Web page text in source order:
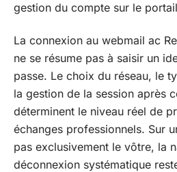
gestion du compte sur le
La connexion au webmail ac
ne se résume pas à saisir un
passe. Le choix du réseau, le
la gestion de la session après
déterminent le niveau réel de
échanges professionnels. Sur
pas exclusivement le vôtre, la
déconnexion systématique